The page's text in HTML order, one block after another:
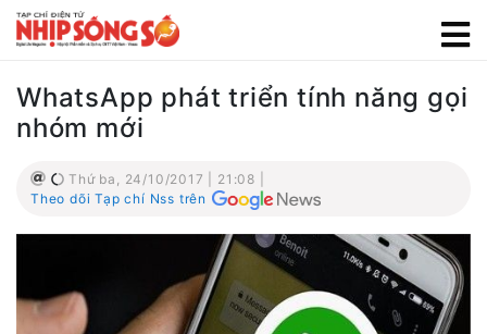
WhatsApp phát triển tính năng gọi
nhóm mới
Thứ ba, 24/10/2017 | 21:08 |
Theo dõi Tạp chí Nss trên